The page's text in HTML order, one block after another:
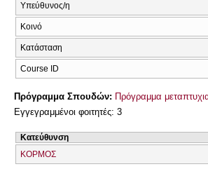
Υπεύθυνος/η
Κοινό
Κατάσταση
Course ID
Πρόγραμμα Σπουδών: Πρόγραμμα
Εγγεγραμμένοι φοιτητές: 3
Κατεύθυνση
ΚΟΡΜΟΣ